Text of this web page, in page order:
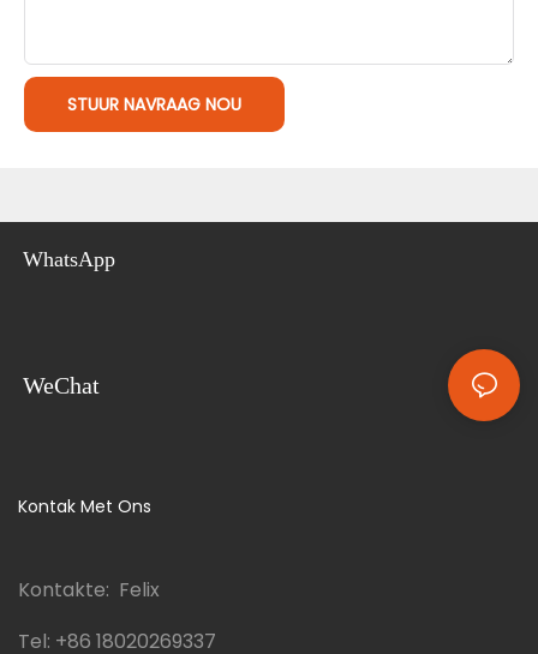
STUUR NAVRAAG NOU
WhatsApp
WeChat
Kontak Met Ons
Kontakte: Felix
Tel: +86 18020269337